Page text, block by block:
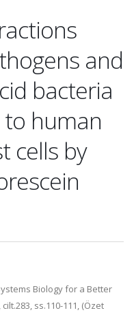
and
bacteria
human
cells by
Biology for a Better
ss.110-111, (Özet